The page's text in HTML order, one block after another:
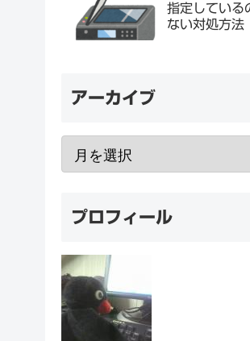
指定している
ない対処方法
アーカイブ
プロフィール